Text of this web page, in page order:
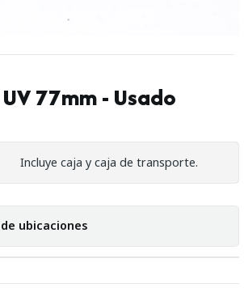
77mm - Usado
Incluye caja y caja de transporte.
ubicaciones